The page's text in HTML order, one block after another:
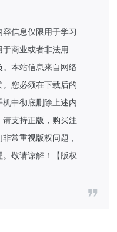
信息仅限用于学习
商业或者非法用
。本站信息来自网络
您必须在下载后的
机中彻底删除上述内
支持正版，购买注
常重视版权问题，
敬请谅解！【版权